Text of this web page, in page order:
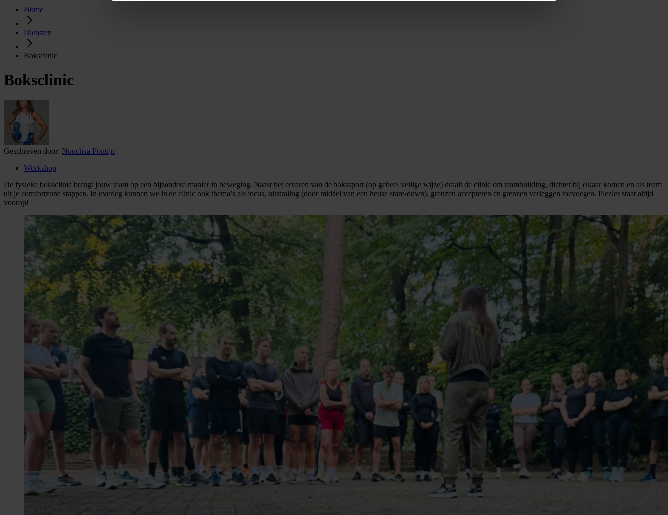
Home
Diensten
Boksclinic
Boksclinic
Geschreven door: Nouchka Fontijn
Workshop
De fysieke boksclinic brengt jouw team op een bijzondere manier in beweging. Naast het ervaren van de bokssport (op geheel veilige wijze) draait de clinic om teambuilding, dichter bij elkaar komen en als team
uit je comfortzone stappen. In overleg kunnen we in de clinic ook thema’s als focus, uitstraling (door middel van een heuse stare-down), grenzen accepteren en grenzen verleggen toevoegen. Plezier staat altijd
voorop!